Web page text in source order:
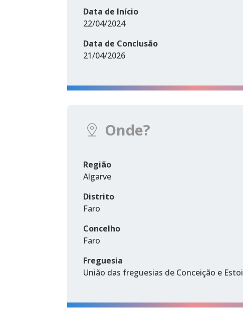
Data de Início
22/04/2024
Data de Conclusão
21/04/2026
Onde?
Região
Algarve
Distrito
Faro
Concelho
Faro
Freguesia
União das freguesias de Conceição e Estoi